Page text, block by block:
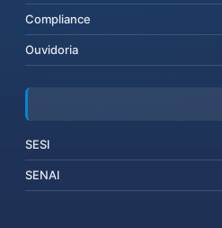
Compliance
Ouvidoria
SESI
SENAI